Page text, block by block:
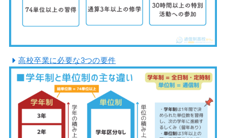
高校卒業に必要な3つの要件